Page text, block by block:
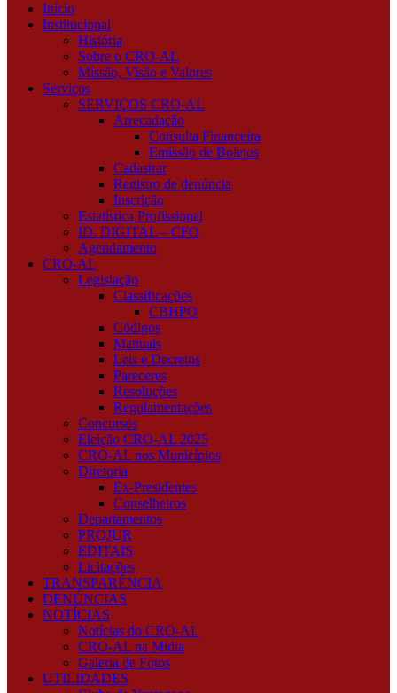
procurando?
Início
Institucional
História
Sobre o CRO-AL
Missão, Visão e Valores
Serviços
SERVIÇOS CRO-AL
Arrecadação
Consulta Financeira
Emissão de Boletos
Cadastrar
Registro de denúncia
Inscrição
Estatística Profissional
ID. DIGITAL – CFO
Agendamento
CRO-AL
Legislação
Classificações
CBHPO
Códigos
Manuais
Leis e Decretos
Pareceres
Resoluções
Regulamentações
Concursos
Eleição CRO-AL 2025
CRO-AL nos Municípios
Diretoria
Ex-Presidentes
Conselheiros
Departamentos
PROJUR
EDITAIS
Licitações
TRANSPARÊNCIA
DENÚNCIAS
NOTÍCIAS
Notícias do CRO-AL
CRO-AL na Mídia
Galeria de Fotos
UTILIDADES